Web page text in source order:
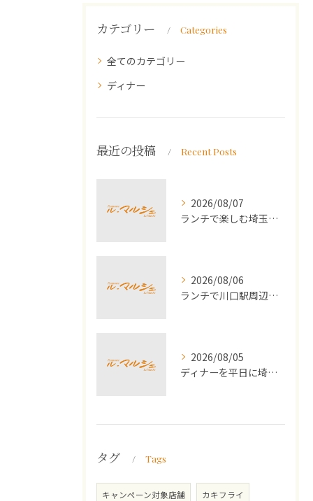
カテゴリー Categories
全てのカテゴリー
ディナー
最近の投稿 Recent Posts
2026/08/07
ランチで楽しむ埼玉県川口市の運動会シーズンにおすすめ家族体験ガイド
2026/08/06
ランチで川口駅周辺の生パスタを満喫する女子会におすすめの最新ガイド
2026/08/05
ディナーを平日に埼玉県川口市で選ぶ満足度とコスパの高い外食術
タグ Tags
キャンペーン対象店舗 カキフライ